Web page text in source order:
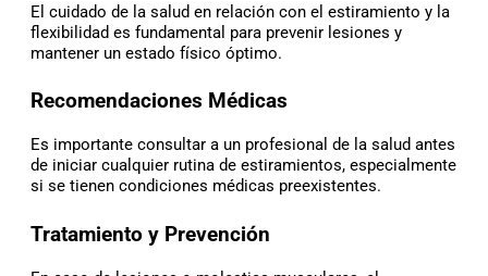
El cuidado de la salud en relación con el estiramiento y la
flexibilidad es fundamental para prevenir lesiones y
mantener un estado físico óptimo.
Recomendaciones Médicas
Es importante consultar a un profesional de la salud antes
de iniciar cualquier rutina de estiramientos, especialmente
si se tienen condiciones médicas preexistentes.
Tratamiento y Prevención